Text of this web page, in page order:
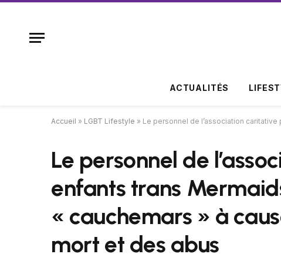
ACTUALITÉS
Accueil » LGBT Lifestyle » Le personnel de l’association
Le personnel de
enfants trans
« cauchemars » à
mort et des abus